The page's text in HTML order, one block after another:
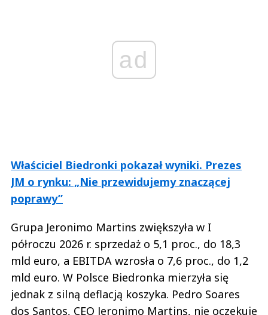
ad
Właściciel Biedronki pokazał wyniki. Prezes
JM o rynku: „Nie przewidujemy znaczącej
poprawy”
Grupa Jeronimo Martins zwiększyła w I
półroczu 2026 r. sprzedaż o 5,1 proc., do 18,3
mld euro, a EBITDA wzrosła o 7,6 proc., do 1,2
mld euro. W Polsce Biedronka mierzyła się
jednak z silną deflacją koszyka. Pedro Soares
dos Santos, CEO Jeronimo Martins, nie oczekuje